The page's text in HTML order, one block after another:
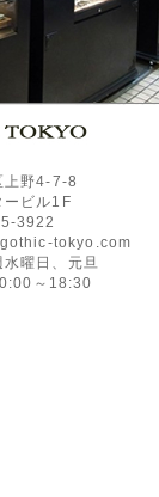
上野4-7-8
ービル1F
3922
tokyo.com
曜日、元旦
～18:30